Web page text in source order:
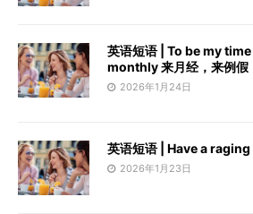
英语短语 | To be my
monthly 来月经，来例假
2026年1月24日
英语短语 | Have a
2026年1月23日